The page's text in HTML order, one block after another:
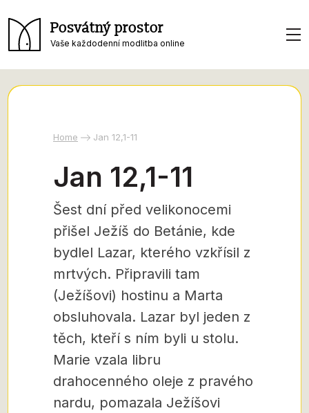
Posvátný prostor
Vaše každodenní modlitba online
Home Jan 12,1-11
Jan 12,1-11
Šest dní před velikonocemi
přišel Ježíš do Betánie, kde
bydlel Lazar, kterého vzkřísil z
mrtvých. Připravili tam
(Ježíšovi) hostinu a Marta
obsluhovala. Lazar byl jeden z
těch, kteří s ním byli u stolu.
Marie vzala libru
drahocenného oleje z pravého
nardu, pomazala Ježíšovi